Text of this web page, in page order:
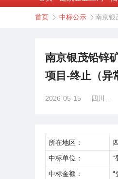
首页  中标公示  南京银
南京银茂铅锌
项目-终止（异
2026-05-15 四川--
所在地区：
中标单位：
“
中标金额：
“